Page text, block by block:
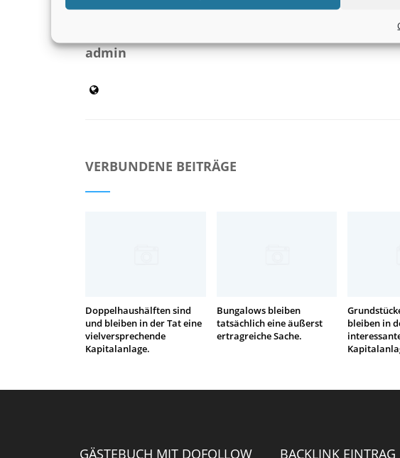
admin
VERBUNDENE BEITRÄGE
Doppelhaushälften sind
und bleiben in der Tat eine
vielversprechende
Kapitalanlage.
Bungalows bleiben
tatsächlich eine äußerst
ertragreiche Sache.
bleiben in
GÄSTEBUCH MIT DOFOLLOW BACKLINK EINTRAG